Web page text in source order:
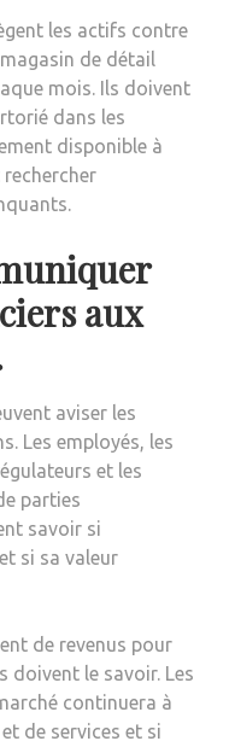
les actifs contre
de détail
mois. Ils doivent
dans les
disponible à
rechercher
aux
aviser les
Les employés, les
et les
parties
savoir si
si sa valeur
de revenus pour
doivent le savoir. Les
continuera à
de services et si